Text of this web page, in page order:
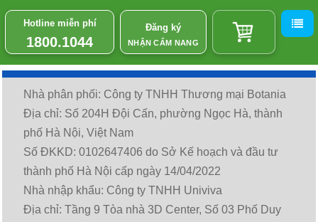
Hotline miễn phí
1800.1044
Đăng ký
NHẬN CẨM NANG
Nhà phân phối: Công ty TNHH Thương mại Botania
Địa chỉ: Số 204H Đội Cấn, phường Ngọc Hà, thành
phố Hà Nội, Việt Nam
Số ĐKKD: 0102647406 do Sở Kế hoạch và đầu tư
thành phố Hà Nội cấp ngày 14/04/2022
Nhà nhập khẩu: Công ty TNHH Univiva
Địa chỉ: Tầng 9 Tòa nhà 3D Center, Số 03 Phố Duy